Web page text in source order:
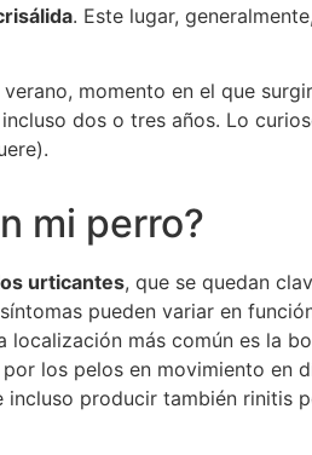
. Este lugar,
momento en el que
dos o tres años. Lo
mi perro?
urticantes, que se quedan
pueden variar en
localización más común es la
los pelos en movimiento en
producir también rinitis